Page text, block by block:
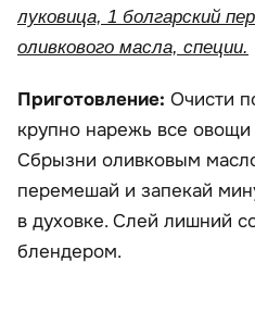
луковица, 1 болгарский
оливкового масла, специи.
Приготовление: Очисти
крупно нарежь все
Сбрызни оливковым
перемешай и запекай
в духовке. Слей лишний
блендером.